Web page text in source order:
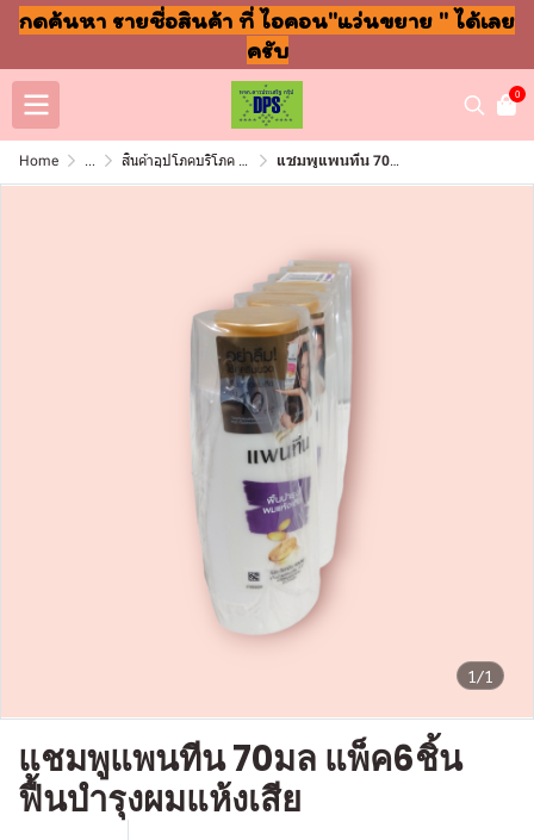
กดค้นหา รายชื่อสินค้า ที่ ไอคอน"แว่นขยาย " ได้เลย
ครับ
0
Home ... สินค้าอุปโภคบริโภค แชมพู สบู่ แปรงฟัน แชมพูแพนทีน 70มล แพ็ค6ชิ้น ฟื้นบำรุงผมแห้งเสีย
1/1
แชมพูแพนทีน 70มล แพ็ค6ชิ้น
ฟื้นบำรุงผมแห้งเสีย